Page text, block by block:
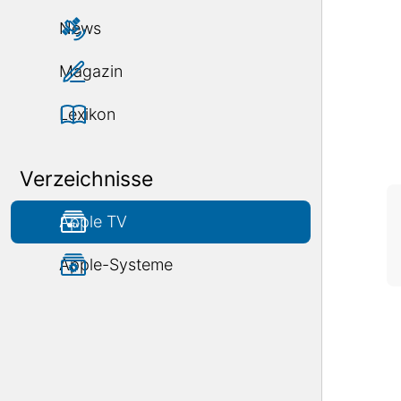
News
Magazin
Lexikon
Verzeichnisse
Apple TV
Apple-Systeme